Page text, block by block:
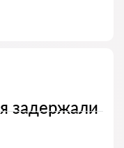
задержали